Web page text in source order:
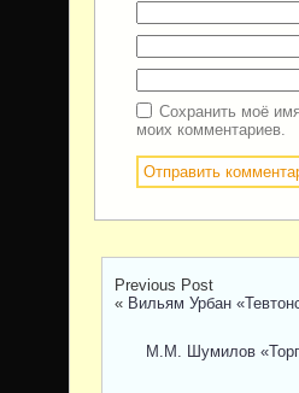
Сохранить моё
моих комментариев.
Previous Post
« Вильям Урбан
М.М. Шумилов